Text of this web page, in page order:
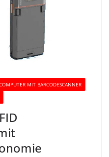
MIT BARCODESCANNER